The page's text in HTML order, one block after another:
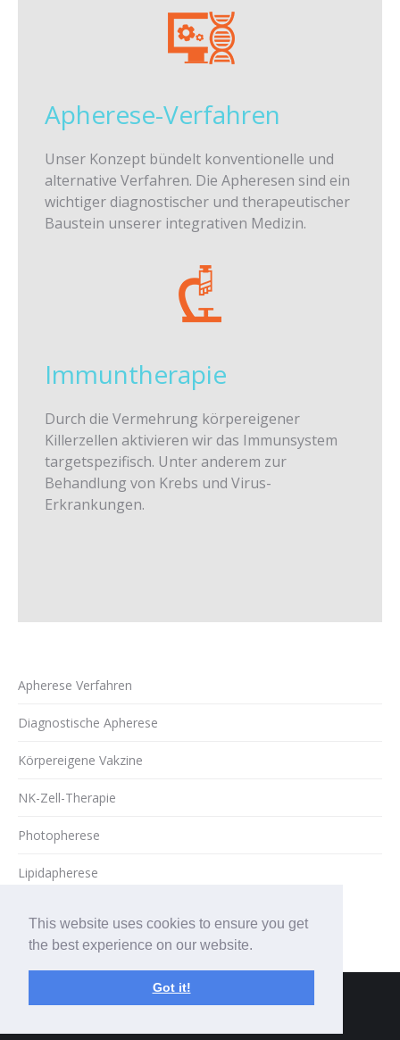
This website uses cookies to ensure you get
the best experience on our website.
Got it!
Apherese-Verfahren
Unser Konzept bündelt konventionelle und
alternative Verfahren. Die Apheresen sind ein
wichtiger diagnostischer und therapeutischer
Baustein unserer integrativen Medizin.
Immuntherapie
Durch die Vermehrung körpereigener
Killerzellen aktivieren wir das Immunsystem
targetspezifisch. Unter anderem zur
Behandlung von Krebs und Virus-
Erkrankungen.
Apherese Verfahren
Diagnostische Apherese
Körpereigene Vakzine
NK-Zell-Therapie
Photopherese
Lipidapherese